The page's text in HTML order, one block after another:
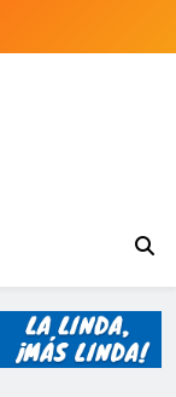
y el
horas